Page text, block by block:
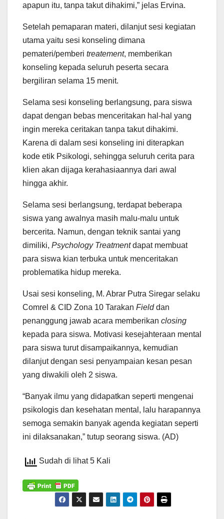
apapun itu, tanpa takut dihakimi,” jelas Ervina.
Setelah pemaparan materi, dilanjut sesi kegiatan
utama yaitu sesi konseling dimana
pemateri/pemberi treatement, memberikan
konseling kepada seluruh peserta secara
bergiliran selama 15 menit.
Selama sesi konseling berlangsung, para siswa
dapat dengan bebas menceritakan hal-hal yang
ingin mereka ceritakan tanpa takut dihakimi.
Karena di dalam sesi konseling ini diterapkan
kode etik Psikologi, sehingga seluruh cerita para
klien akan dijaga kerahasiaannya dari awal
hingga akhir.
Selama sesi berlangsung, terdapat beberapa
siswa yang awalnya masih malu-malu untuk
bercerita. Namun, dengan teknik santai yang
dimiliki, Psychology Treatmentdapat membuat
para siswa kian terbuka untuk menceritakan
problematika hidup mereka.
Usai sesi konseling, M. Abrar Putra Siregar selaku
Comrel & CID Zona 10 Tarakan Fielddan
penanggung jawab acara memberikan closing
kepada para siswa. Motivasi kesejahteraan mental
para siswa turut disampaikannya, kemudian
dilanjut dengan sesi penyampaian kesan pesan
yang diwakili oleh 2 siswa.
“Banyak ilmu yang didapatkan seperti mengenai
psikologis dan kesehatan mental, lalu harapannya
semoga semakin banyak agenda kegiatan seperti
ini dilaksanakan,” tutup seorang siswa. (AD)
Sudah di lihat 5 Kali